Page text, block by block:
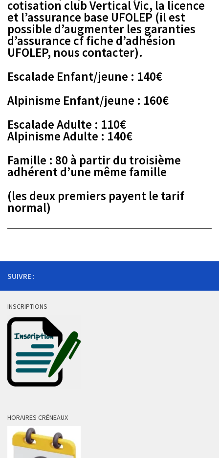
cotisation club Vertical Vic, la licence
et l’assurance base UFOLEP (il est
possible d’augmenter les garanties
d’assurance cf fiche d’adhésion
UFOLEP, nous contacter).
Escalade Enfant/jeune : 140€
Alpinisme Enfant/jeune : 160€
Escalade Adulte : 110€
Alpinisme Adulte : 140€
Famille : 80 à partir du troisième
adhérent d’une même famille
(les deux premiers payent le tarif
normal)
SUIVRE :
INSCRIPTIONS
HORAIRES CRÉNEAUX